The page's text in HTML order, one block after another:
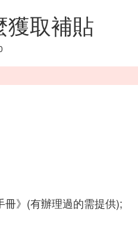
獲取補貼
》(有辦理過的需提供);